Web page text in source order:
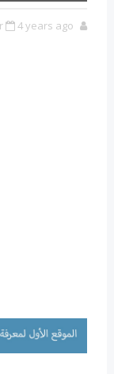
4 years ago